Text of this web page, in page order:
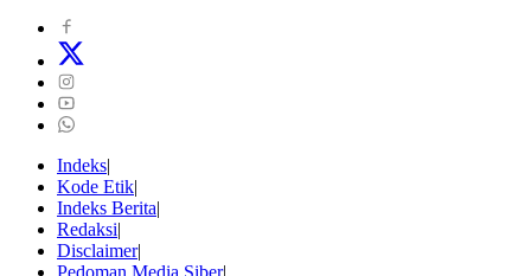
Indeks
Kode Etik
Indeks Berita
Redaksi
Disclaimer
Pedoman Media Siber